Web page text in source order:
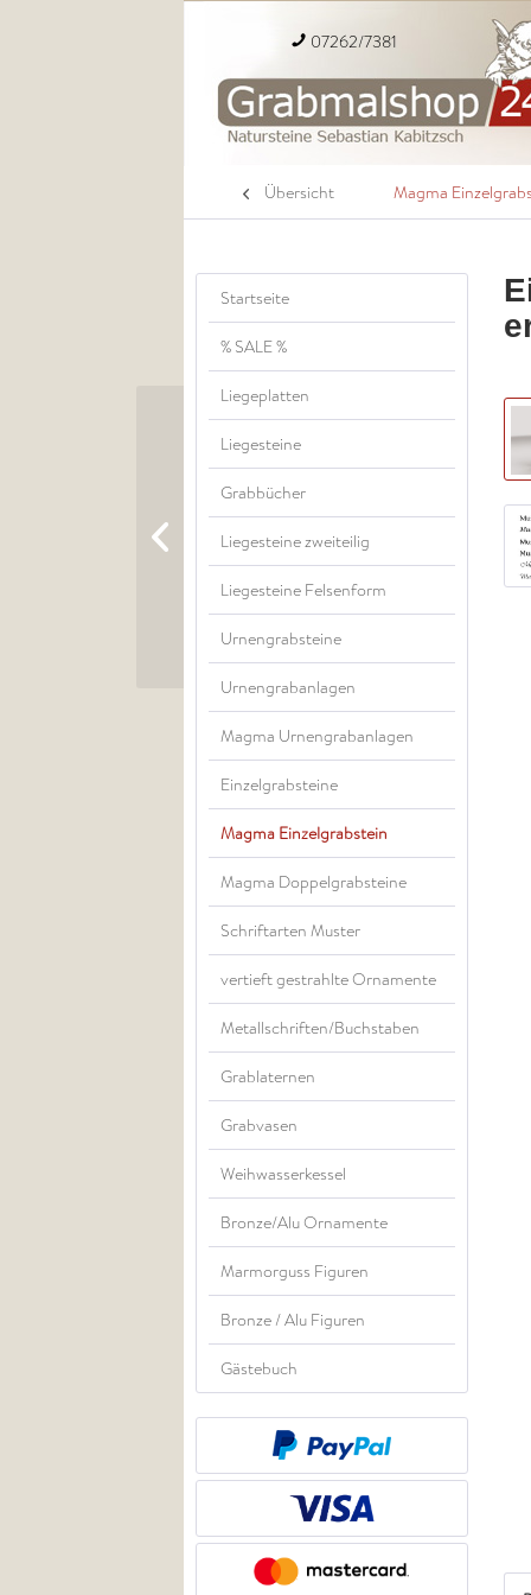
07262/7381
Übersicht Magma
Startseite
% SALE %
Liegeplatten
Liegesteine
Grabbücher
Liegesteine zweiteilig
Liegesteine Felsenform
Urnengrabsteine
Urnengrabanlagen
Magma Urnengrabanlagen
Einzelgrabsteine
Magma Einzelgrabstein
Magma Doppelgrabsteine
Schriftarten Muster
vertieft gestrahlte Ornamente
Metallschriften/Buchstaben
Grablaternen
Grabvasen
Weihwasserkessel
Bronze/Alu Ornamente
Marmorguss Figuren
Bronze / Alu Figuren
Gästebuch